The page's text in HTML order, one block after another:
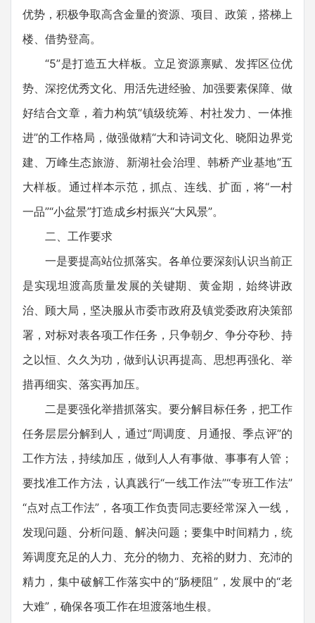
优势，积极争取高含金量的资源、项目、政策，搭梯上
楼、借势登高。
“5”是打造五大样板。立足资源禀赋、发挥区位优
势、深挖优秀文化、用活先进经验、加强要素保障、做
好结合文章，着力构筑“镇级统筹、村社发力、一体推
进”的工作格局，做强做精“大和诗词文化、晓阳边界党
建、万峰生态旅游、新湖社会治理、韩桥产业基地”五
大样板。通过样本示范，抓点、连线、扩面，将“一村
一品”“小盆景”打造成乡村振兴“大风景”。
二、工作要求
一是要提高站位抓落实。各单位要深刻认识当前正
是实现坦渡高质量发展的关键期、黄金期，始终讲政
治、顾大局，坚决服从市委市政府及镇党委政府决策部
署，对标对表各项工作任务，只争朝夕、争分夺秒、持
之以恒、久久为功，做到认识再提高、思想再强化、举
措再细实、落实再加压。
二是要强化举措抓落实。要分解目标任务，把工作
任务层层分解到人，通过“周调度、月通报、季点评”的
工作方法，持续加压，做到人人有事做、事事有人管；
要找准工作方法，认真践行“一线工作法”“专班工作法”
“点对点工作法”，各项工作负责同志要经常深入一线，
发现问题、分析问题、解决问题；要集中时间精力，统
筹调度充足的人力、充分的物力、充裕的财力、充沛的
精力，集中破解工作落实中的“肠梗阻”，发展中的“老
大难”，确保各项工作在坦渡落地生根。